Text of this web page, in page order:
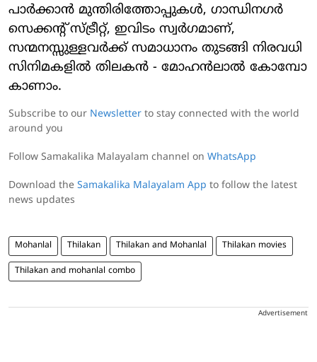
പാര്‍ക്കാന്‍ മുന്തിരിത്തോപ്പുകള്‍, ഗാന്ധിനഗര്‍
സെക്കന്റ് സ്ട്രീറ്റ്, ഇവിടം സ്വര്‍ഗമാണ്,
സന്മനസ്സുള്ളവർക്ക് സമാധാനം തുടങ്ങി നിരവധി
സിനിമകളിൽ തിലകൻ - മോഹൻലാൽ കോമ്പോ
കാണാം.
Subscribe to our Newsletter to stay connected with the world
around you
Follow Samakalika Malayalam channel on WhatsApp
Download the Samakalika Malayalam App to follow the latest
news updates
Mohanlal Thilakan Thilakan and Mohanlal Thilakan movies
Thilakan and mohanlal combo
Advertisement